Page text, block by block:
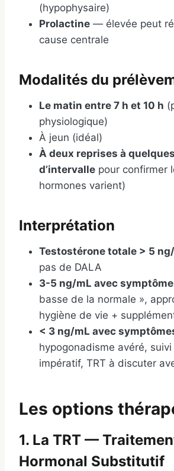
(hypophysaire)
Prolactine — élevée peut
cause centrale
Modalités du
Le matin entre 7 h et 10 h
physiologique)
À jeun (idéal)
À deux reprises à
d’intervalle pour confirmer
hormones varient)
Interprétation
Testostérone totale > 5
pas de DALA
3-5 ng/mL avec
basse de la normale »,
hygiène de vie +
< 3 ng/mL avec
hypogonadisme avéré,
impératif, TRT à discuter
Les options
1. La TRT —
Hormonal Substitutif